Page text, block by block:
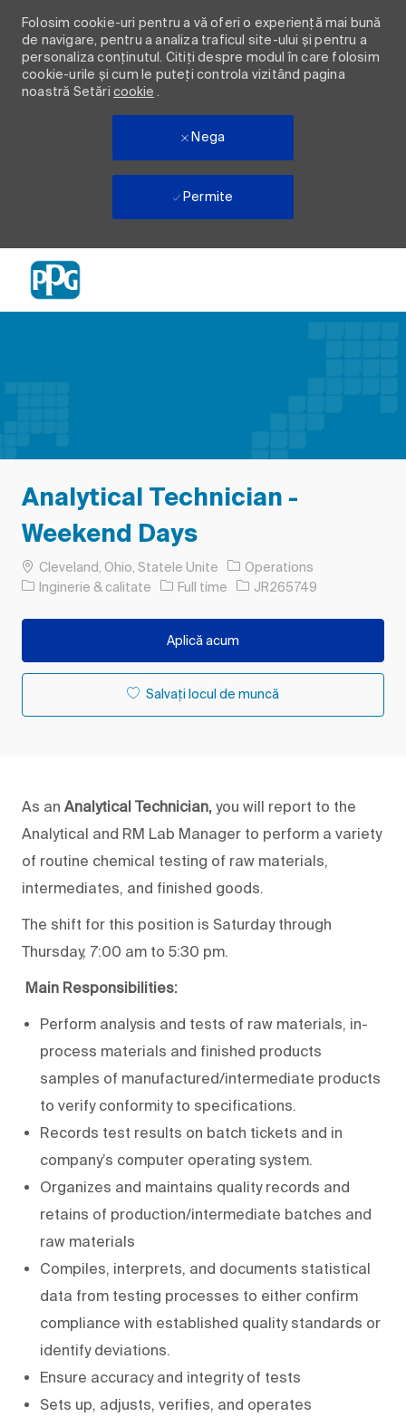
Folosim cookie-uri pentru a vă oferi o experiență mai bună
de navigare, pentru a analiza traficul site-ului și pentru a
personaliza conținutul. Citiți despre modul în care folosim
cookie-urile și cum le puteți controla vizitând pagina
noastră Setări cookie .
Nega
Permite
Analytical Technician -
Weekend Days
LocCleveland, Ohio, Statele Unite
Operations
Categorie
Inginerie & calitate Tipul postului
Full time Job Id
JR265749
Aplică acum
Salvați locul de muncă
As an Analytical Technician, you will report to the
Analytical and RM Lab Manager to perform a variety
of routine chemical testing of raw materials,
intermediates, and finished goods.
The shift for this position is Saturday through
Thursday, 7:00 am to 5:30 pm.
Main Responsibilities:
Perform analysis and tests of raw materials, in-
process materials and finished products
samples of manufactured/intermediate products
to verify conformity to specifications.
Records test results on batch tickets and in
company’s computer operating system.
Organizes and maintains quality records and
retains of production/intermediate batches and
raw materials
Compiles, interprets, and documents statistical
data from testing processes to either confirm
compliance with established quality standards or
identify deviations.
Ensure accuracy and integrity of tests
Sets up, adjusts, verifies, and operates